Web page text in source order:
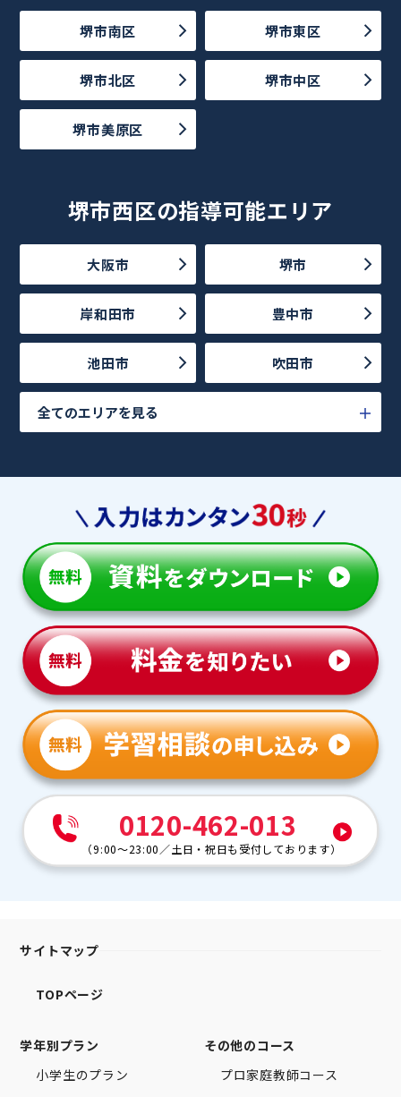
堺市南区 堺市東区
堺市北区 堺市中区
堺市美原区
堺市西区の指導可能エリア
大阪市 堺市
岸和田市 豊中市
池田市 吹田市
全てのエリアを見る
0120-462-013
（9:00～23:00 ／土日・祝日も受付しております）
サイトマップ
TOPページ
学年別プラン
小学生のプラン
その他のコース
プロ家庭教師コース